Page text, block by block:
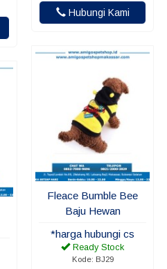
Hubungi Kami
Fleace Bumble Bee
Baju Hewan
*harga hubungi cs
Ready Stock
Kode: BJ29